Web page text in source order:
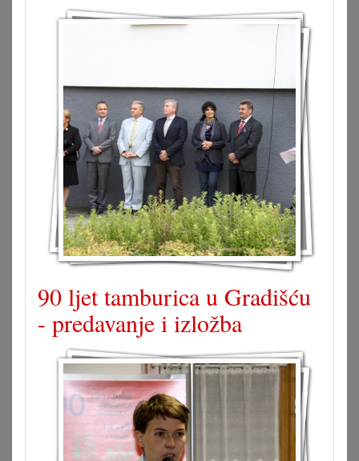
90 ljet tamburica u Gradišću
- predavanje i izložba